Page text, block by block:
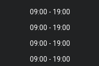
09:00
19:00
09:00
19:00
09:00
19:00
09:00
19:00